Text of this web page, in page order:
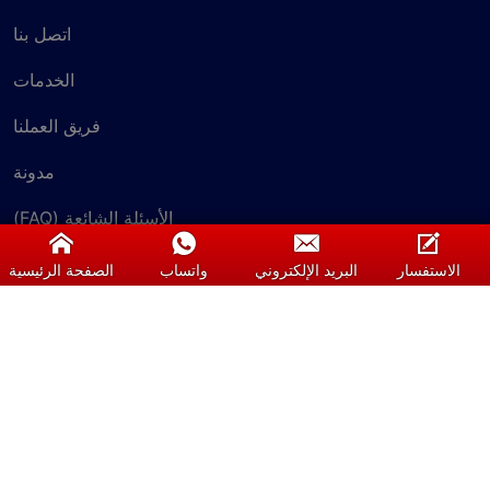
اتصل بنا
الخدمات
فريق العملنا
مدونة
الأسئلة الشائعة (FAQ)
الاستفسار
الصفحة الرئيسية واتساب البريد الإلكتروني الاستفسار